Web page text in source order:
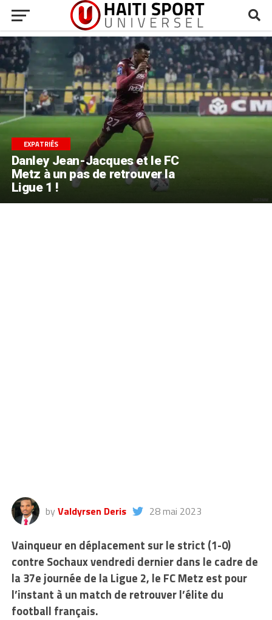
EXPATRIÉS
Danley Jean-Jacques et le FC
Metz à un pas de retrouver la
Ligue 1 !
by Valdyrsen Deris 28 mai 2023
Vainqueur en déplacement sur le strict (1-0)
contre Sochaux vendredi dernier dans le cadre de
la 37e journée de la Ligue 2, le FC Metz est pour
l’instant à un match de retrouver l’élite du
football français.